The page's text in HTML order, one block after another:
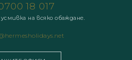
18 017
на всяко обаждане.